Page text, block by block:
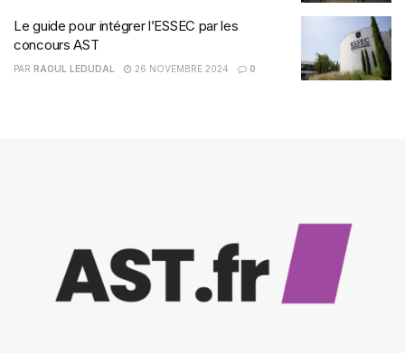
Le guide pour intégrer l’ESSEC par les
concours AST
PAR RAOUL LEDUDAL 26 NOVEMBRE 2024 0